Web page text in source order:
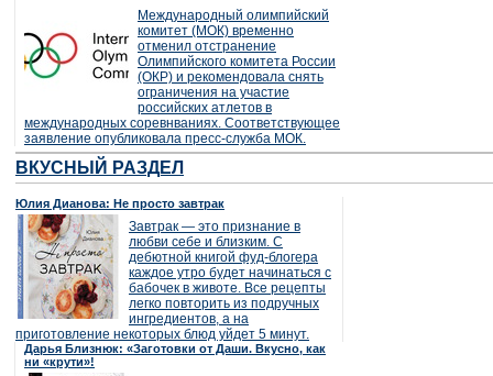
Международный олимпийский
комитет (МОК) временно
отменил отстранение
Олимпийского комитета России
(ОКР) и рекомендовала снять
ограничения на участие
российских атлетов в
международных соревнваниях. Соответствующее
заявление опубликовала пресс-служба МОК.
ВКУСНЫЙ РАЗДЕЛ
Юлия Дианова: Не просто завтрак
Завтрак — это признание в
любви себе и близким. С
дебютной книгой фуд-блогера
каждое утро будет начинаться с
бабочек в животе. Все рецепты
легко повторить из подручных
ингредиентов, а на
приготовление некоторых блюд уйдет 5 минут.
Дарья Близнюк: «Заготовки от Даши. Вкусно, как
ни «крути»!